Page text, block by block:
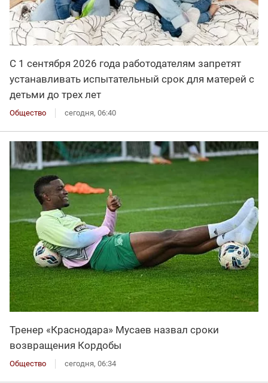
С 1 сентября 2026 года работодателям запретят
устанавливать испытательный срок для матерей с
детьми до трех лет
Общество сегодня, 06:40
Тренер «Краснодара» Мусаев назвал сроки
возвращения Кордобы
Общество сегодня, 06:34